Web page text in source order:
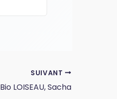
SUIVANT
Bio LOISEAU, Sacha